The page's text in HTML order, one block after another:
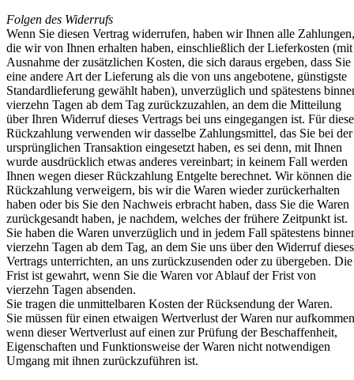
Folgen des Widerrufs
Wenn Sie diesen Vertrag widerrufen, haben wir Ihnen alle Zahlungen,
die wir von Ihnen erhalten haben, einschließlich der Lieferkosten (mit
Ausnahme der zusätzlichen Kosten, die sich daraus ergeben, dass Sie
eine andere Art der Lieferung als die von uns angebotene, günstigste
Standardlieferung gewählt haben), unverzüglich und spätestens
vierzehn Tagen ab dem Tag zurückzuzahlen, an dem die Mitteilung
über Ihren Widerruf dieses Vertrags bei uns eingegangen ist. Für diese
Rückzahlung verwenden wir dasselbe Zahlungsmittel, das Sie bei der
ursprünglichen Transaktion eingesetzt haben, es sei denn, mit Ihnen
wurde ausdrücklich etwas anderes vereinbart; in keinem Fall werden
Ihnen wegen dieser Rückzahlung Entgelte berechnet. Wir können die
Rückzahlung verweigern, bis wir die Waren wieder zurückerhalten
haben oder bis Sie den Nachweis erbracht haben, dass Sie die Waren
zurückgesandt haben, je nachdem, welches der frühere Zeitpunkt ist.
Sie haben die Waren unverzüglich und in jedem Fall spätestens
vierzehn Tagen ab dem Tag, an dem Sie uns über den Widerruf dieses
Vertrags unterrichten, an uns zurückzusenden oder zu übergeben. Die
Frist ist gewahrt, wenn Sie die Waren vor Ablauf der Frist von
vierzehn Tagen absenden.
Sie tragen die unmittelbaren Kosten der Rücksendung der Waren.
Sie müssen für einen etwaigen Wertverlust der Waren nur
wenn dieser Wertverlust auf einen zur Prüfung der Beschaffenheit,
Eigenschaften und Funktionsweise der Waren nicht notwendigen
Umgang mit ihnen zurückzuführen ist.